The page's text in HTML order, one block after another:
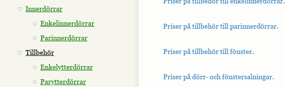
Innerdörrar
Enkelinnerdörrar
Parinnerdörrar
Tillbehör
Enkelytterdörrar
Parytterdörrar
Priser på tillbehör till parinnerdörrar.
Priser på tillbehör till fönster.
Priser på dörr- och fönstersalningar.